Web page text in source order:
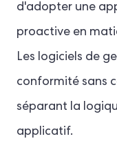
d'adopter une
proactive en
Les logiciels de
conformité sans
séparant la
applicatif.